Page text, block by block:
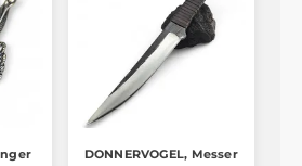
DONNERVOGEL, Messer